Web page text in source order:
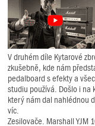
V druhém díle Kytarové
zkušebně, kde nám
pedalboard s efekty a
studiu používá. Došlo i na
který nám dal nahlédnou
víc.
Zesilovače. Marshall YJM